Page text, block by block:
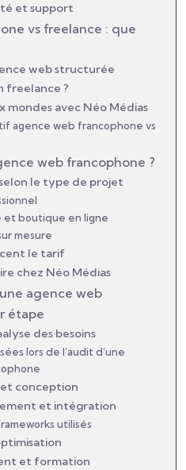
et support
vs freelance : que
web structurée
freelance ?
mondes avec Néo Médias
agence web francophone vs
web francophone ?
le type de projet
et boutique en ligne
mesure
le tarif
chez Néo Médias
agence web
étape
des besoins
lors de l’audit d’une
conception
et intégration
utilisés
et formation